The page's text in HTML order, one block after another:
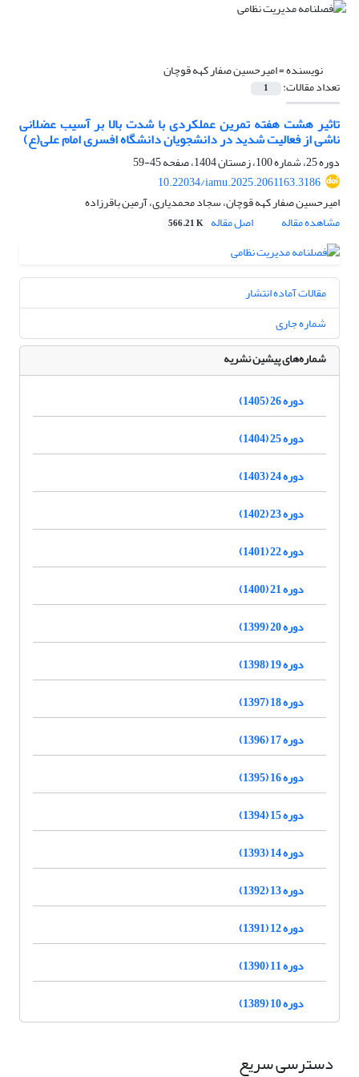
نویسنده =امیرحسین صفار کهه قوچان
تعداد مقالات: 1
تاثیر هشت هفته تمرین عملکردی با شدت بالا بر آسیب عضلانی
ناشی از فعالیت شدید در دانشجویان دانشگاه افسری امام علی(ع)
دوره 25، شماره 100، زمستان 1404، صفحه
45-59
10.22034/iamu.2025.2061163.3186
امیرحسین صفار کهه قوچان، سجاد محمدیاری، آرمین باقرزاده
مشاهده مقاله
اصل مقاله 566.21 K
مقالات آماده انتشار
شماره جاری
شماره‌های پیشین نشریه
دوره 26 (1405)
دوره 25 (1404)
دوره 24 (1403)
دوره 23 (1402)
دوره 22 (1401)
دوره 21 (1400)
دوره 20 (1399)
دوره 19 (1398)
دوره 18 (1397)
دوره 17 (1396)
دوره 16 (1395)
دوره 15 (1394)
دوره 14 (1393)
دوره 13 (1392)
دوره 12 (1391)
دوره 11 (1390)
دوره 10 (1389)
دسترسی سریع